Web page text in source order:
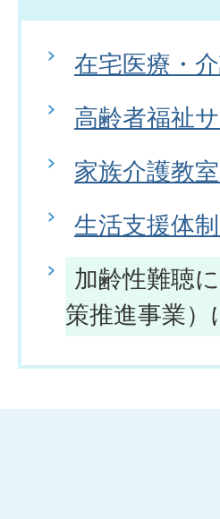
在宅医療・
高齢者福祉
家族介護教
生活支援体
加齢性難聴
策推進事業）